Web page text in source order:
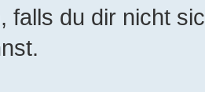
falls du dir nicht